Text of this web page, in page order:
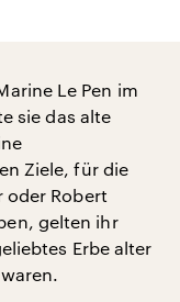
Le Pen im
sie das alte
Ziele, für die
oder Robert
gelten ihr
Erbe alter